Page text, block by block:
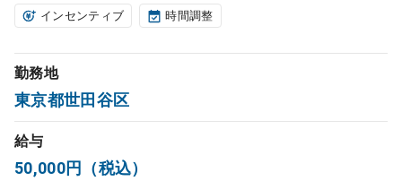
非常勤検索 アルバイト
DtoDの転職・アルバイト支援
コンサルタント
インセンティブ 時間調整
勤務地
東京都世田谷区
給与
50,000円（税込）